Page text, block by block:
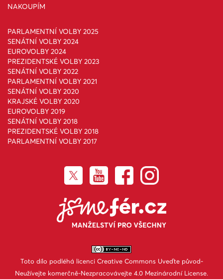
NAKOUPÍM
PARLAMENTNÍ VOLBY 2025
SENÁTNÍ VOLBY 2024
EUROVOLBY 2024
PREZIDENTSKÉ VOLBY 2023
SENÁTNÍ VOLBY 2022
PARLAMENTNÍ VOLBY 2021
SENÁTNÍ VOLBY 2020
KRAJSKÉ VOLBY 2020
EUROVOLBY 2019
SENÁTNÍ VOLBY 2018
PREZIDENTSKÉ VOLBY 2018
PARLAMENTNÍ VOLBY 2017
Toto dílo podléhá licenci Creative Commons Uveďte původ-
Neužívejte komerčně-Nezpracovávejte 4.0 Mezinárodní License.